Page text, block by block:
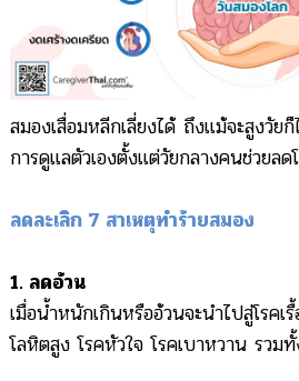
สมองเสื่อมหลีกเลี่ยงได้ ถึงแม้จะสูงวัย
การดูแลตัวเองตั้งแต่วัยกลางคนช่วยลด
ลดละเลิก 7 สาเหตุทำร้ายสมอง
1. ลดอ้วน
เมื่อน้ำหนักเกินหรืออ้วนจะนำไปสู่โรค
โลหิตสูง โรคหัวใจ โรคเบาหวาน รวม